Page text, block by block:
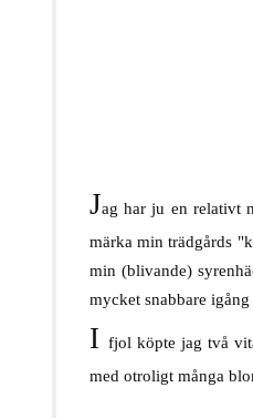
Jag har ju en relativt
märka min trädgårds
min (blivande)
mycket snabbare
Ifjol köpte jag två
med otroligt många